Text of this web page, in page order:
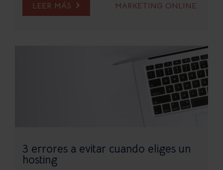
LEER MÁS MARKETING ONLINE
3 errores a evitar cuando eliges un
hosting